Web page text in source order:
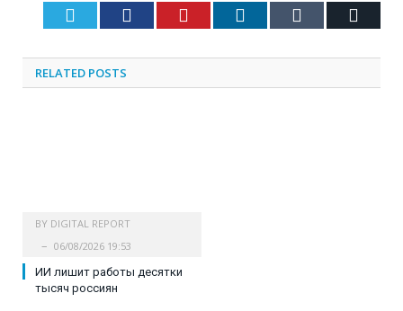
Twitter Facebook Pinterest LinkedIn Tumblr
RELATED POSTS
BY DIGITAL REPORT
06/08/2026 19:53
ИИ лишит работы десятки
тысяч россиян